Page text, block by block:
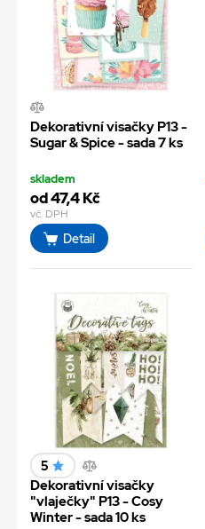
Dekorativní visačky P13 -
Sugar & Spice - sada 7 ks
skladem
od 47,4 Kč
vč. DPH
Detail
5
Dekorativní visačky
"vlaječky" P13 - Cosy
Winter - sada 10 ks